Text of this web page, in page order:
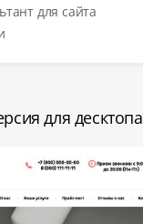
для сайта
для десктопа